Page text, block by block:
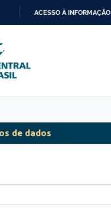
ACESSO À INFORMAÇÃO
de dados